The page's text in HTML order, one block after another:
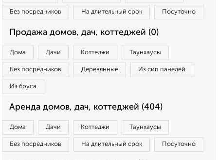
Без посредников На длительный срок Посуточно
Продажа домов, дач, коттеджей (0)
Дома Дачи Коттеджи Таунхаусы
Без посредников Деревянные Из сип панелей
Из бруса
Аренда домов, дач, коттеджей (404)
Дома Дачи Коттеджи Таунхаусы
Без посредников На длительный срок Посуточно